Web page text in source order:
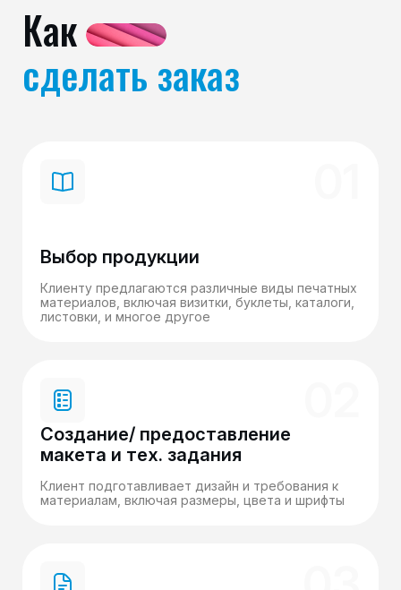
Как
сделать заказ
Выбор продукции
Клиенту предлагаются различные виды печатных
материалов, включая визитки, буклеты, каталоги,
листовки, и многое другое
Создание/ предоставление
макета и тех. задания
Клиент подготавливает дизайн и требования к
материалам, включая размеры, цвета и шрифты